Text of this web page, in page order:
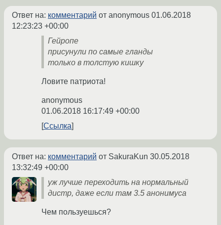
Ответ на: комментарий от anonymous 01.06.2018
12:23:23 +00:00
Гейропе
присунули по самые гланды
только в толстую кишку
Ловите патриота!
anonymous
01.06.2018 16:17:49 +00:00
Ссылка
Ответ на: комментарий от SakuraKun 30.05.2018
13:32:49 +00:00
уж лучше переходить на нормальный
дистр, даже если там 3.5 анонимуса
Чем пользуешься?